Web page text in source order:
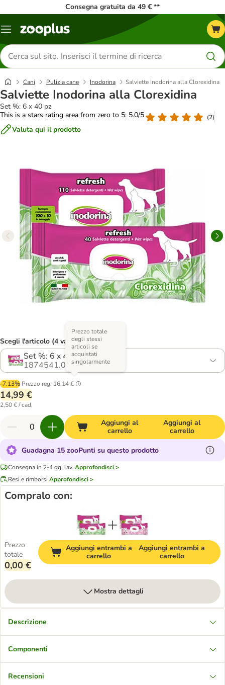
Consegna gratuita da 49 € **
Overview
Cerca
prodotti
Cani Pulizia cane Inodorina Salviette Inodorina alla Clorexidina
Salviette Inodorina alla Clorexidina
Set %: 6 x 40 pz
This is a stars rating area from zero to 5: 5.0/5
(2)
Valuta qui il prodotto
Scegli l'articolo (4 varianti)
Set %: 6 x 40 pz
1874541.0
-7.13% Prezzo reg. 16,14 €
Prezzo totale
degli stessi
articoli se
acquistati
singolarmente
14,99 €
2,50 € / cad.
Aggiungi al
carrello
Aggiungi al
carrello
Guadagna 15 zooPunti su questo prodotto
Consegna in 2-4 gg. lav. Approfondisci >
Resi e rimborsi Approfondisci >
Compralo con:
Prezzo
totale
0,00 €
Aggiungi entrambi a
carrello
Aggiungi entrambi a
carrello
Mostra dettagli
Descrizione
Componenti
Recensioni